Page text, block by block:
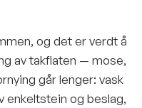
og det er verdt å
av takflaten — mose,
går lenger: vask
enkeltstein og beslag,